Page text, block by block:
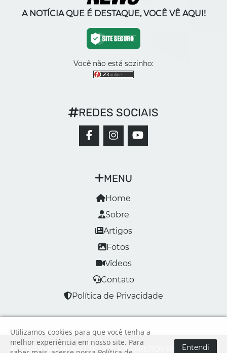
A NOTÍCIA QUE É DESTAQUE, VOCÊ VÊ AQUI!
Você não está sozinho:
MENU
Home
Sobre
Artigos
Fotos
Vídeos
Contato
Política de Privacidade
REDES SOCIAIS
© LONDRINA NEWS | TODOS OS DIREITOS RESERVADOS
Utilizamos cookies para que você tenha a
melhor experiência em nosso site. Para
Entendi